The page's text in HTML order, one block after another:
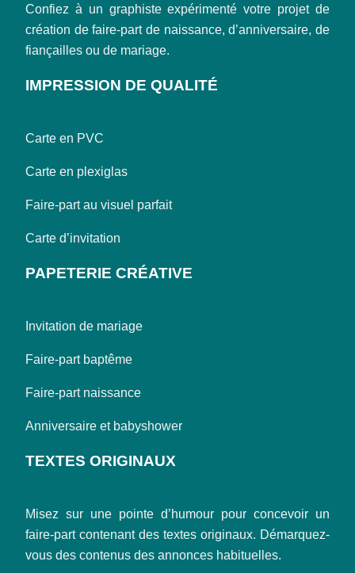
Confiez à un graphiste expérimenté votre projet de
création de faire-part de naissance, d’anniversaire, de
fiançailles ou de mariage.
IMPRESSION DE QUALITÉ
Carte en PVC
Carte en plexiglas
Faire-part au visuel parfait
Carte d’invitation
PAPETERIE CRÉATIVE
Invitation de mariage
Faire-part baptême
Faire-part naissance
Anniversaire et babyshower
TEXTES ORIGINAUX
Misez sur une pointe d’humour pour concevoir un
faire-part contenant des textes originaux. Démarquez-
vous des contenus des annonces habituelles.